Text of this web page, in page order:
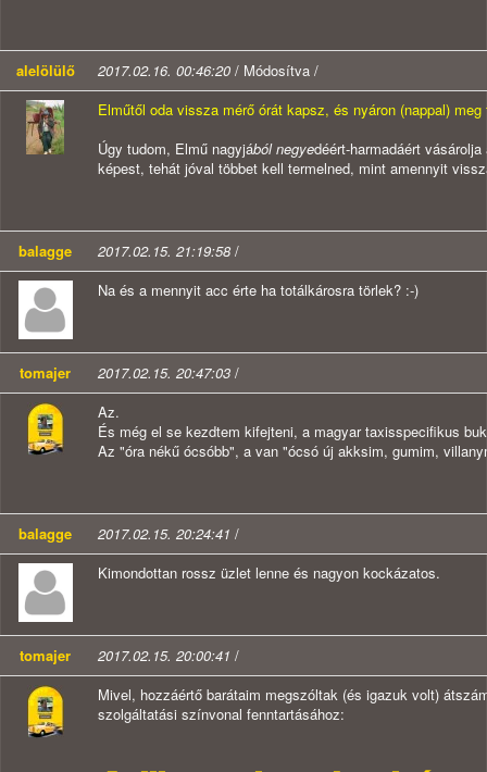
alelölülő 2017.02.16. 00:46:20 / Módosítva /
Elműtől oda vissza mérő órát kapsz, és nyáron (nappal)
Úgy tudom, Elmű nagyjából negyedéért-harmadáért
képest, tehát jóval többet kell termelned, mint amennyit
balagge 2017.02.15. 21:19:58 /
Na és a mennyit acc érte ha totálkárosra törlek? :-)
tomajer 2017.02.15. 20:47:03 /
Az.
És még el se kezdtem kifejteni, a magyar taxisspecifikus
Az "óra nékű ócsóbb", a van "ócsó új akksim, gumim,
balagge 2017.02.15. 20:24:41 /
Kimondottan rossz üzlet lenne és nagyon kockázatos.
tomajer 2017.02.15. 20:00:41 /
Mivel, hozzáértő barátaim megszóltak (és igazuk volt)
szolgáltatási színvonal fenntartásához: